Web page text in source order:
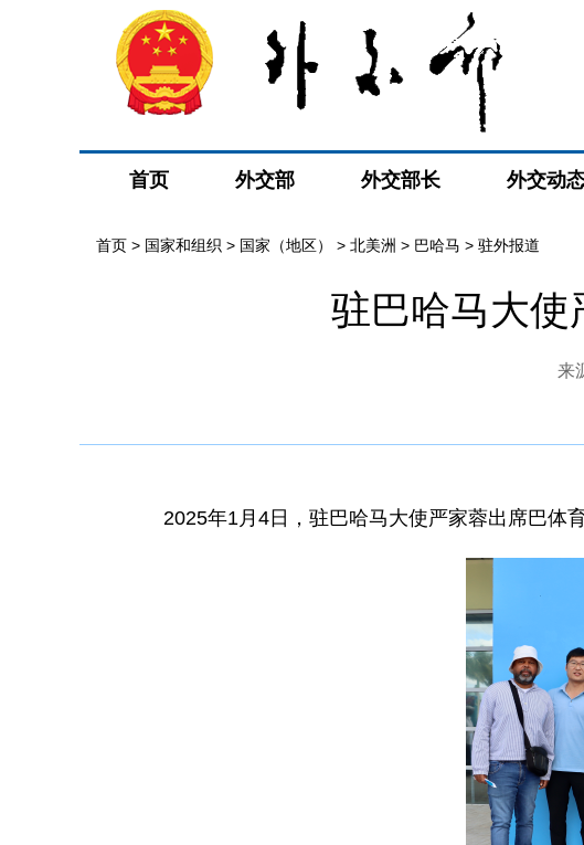
首页 外交部 外交部长 外交动
首页 > 国家和组织 > 国家（地区） > 北美洲 > 巴哈马 > 驻外报道
驻巴哈马大使
来
2025年1月4日，驻巴哈马大使严家蓉出席巴体